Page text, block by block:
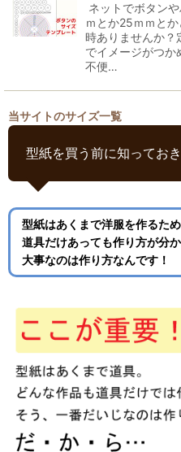
ネットでボタン
ｍとか25ｍｍと
時ありませんか？
でイメージがつか
不便…
当サイトのサイズ一覧
型紙を買う前に知ってお
型紙はあくまで洋服を作るため
道具だけあっても作り方が分
大事なのは作り方なんです！